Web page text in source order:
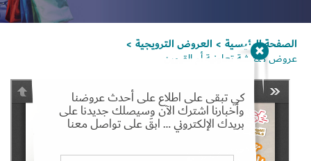
الصفحة الرئيسية > العروض الترويجية >
عروض منعشة تعاونية أم القيوين
كي تبقى على اطلاع على أحدث عروضنا
وأخبارنا اشترك الآن وسيصلك جديدنا على
بريدك الإلكتروني … ابقَ على تواصل معنا
Set Youtube Channel ID